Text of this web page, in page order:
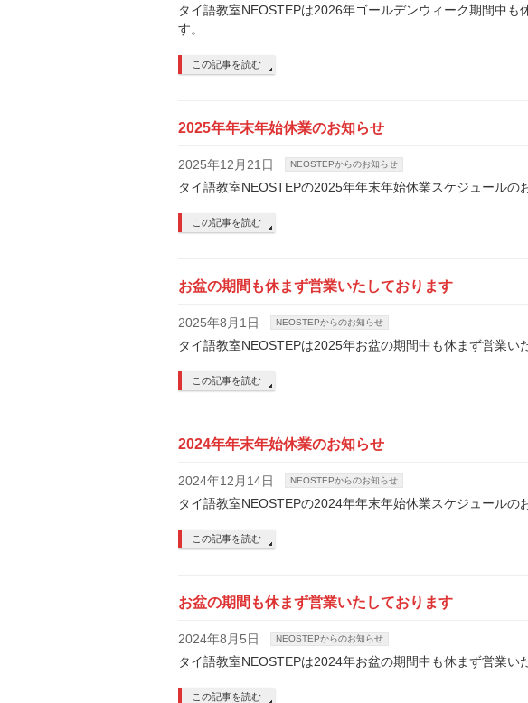
タイ語教室NEOSTEPは2026年ゴールデンウィーク期間中も
す。
この記事を読む
2025年年末年始休業のお知らせ
2025年12月21日 NEOSTEPからのお知らせ
タイ語教室NEOSTEPの2025年年末年始休業スケジュールの
この記事を読む
お盆の期間も休まず営業いたしております
2025年8月1日 NEOSTEPからのお知らせ
タイ語教室NEOSTEPは2025年お盆の期間中も休まず営業い
この記事を読む
2024年年末年始休業のお知らせ
2024年12月14日 NEOSTEPからのお知らせ
タイ語教室NEOSTEPの2024年年末年始休業スケジュールの
この記事を読む
お盆の期間も休まず営業いたしております
2024年8月5日 NEOSTEPからのお知らせ
タイ語教室NEOSTEPは2024年お盆の期間中も休まず営業い
この記事を読む